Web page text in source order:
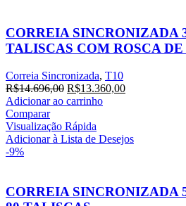
CORREIA SINCRONIZADA
TALISCAS COM ROSCA
Correia Sincronizada, T10
R$14.696,00 O
preço
era:
R$14.696,00.
R$13.360,00O
R$13.360,00.
Adicionar ao carrinho
Comparar
Visualização Rápida
Adicionar à Lista de Desejos
-9%
CORREIA SINCRONIZADA